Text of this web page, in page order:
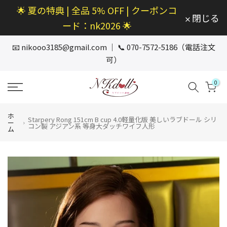
へ
ス
🌟 夏の特典 | 全品 5% OFF | クーポンコ
ード：nk2026 🌟
閉じる
📧 nikooo3185@gmail.com ｜ 📞 070-7572-5186（電話注文
可）
0
ホ
ー
ム
Starpery Rong 151cm B cup 4.0軽量化版 美しいラブドール シリ
コン製 アジアン系 等身大ダッチワイフ人形